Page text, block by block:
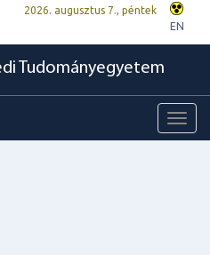
2026. augusztus 7., péntek
EN
Tudományegyetem